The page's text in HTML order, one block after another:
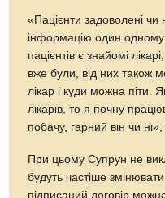
«Пацієнти задоволені
інформацію один
пацієнтів є знайомі
вже були, від них також
лікар і куди можна піти.
лікарів, то я почну
побачу, гарний він чи
При цьому Супрун не
будуть частіше змінювати
підписаний договір